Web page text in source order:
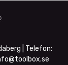
| Telefon: